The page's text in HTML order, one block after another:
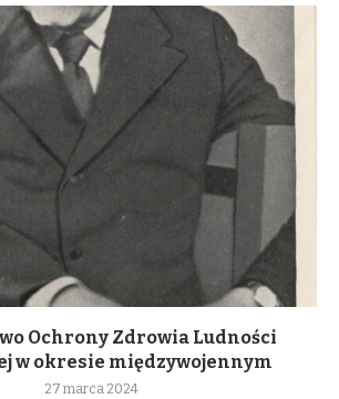
Ochrony Zdrowia Ludności
w okresie międzywojennym
27 marca 2024